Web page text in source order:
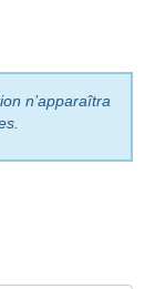
n’apparaîtra